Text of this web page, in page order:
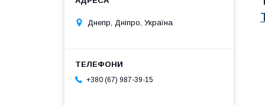
Днепр, Дніпро, Україна
+380 (67) 987-39-15